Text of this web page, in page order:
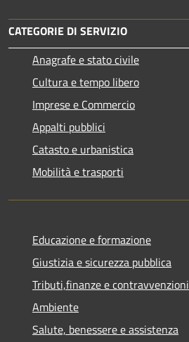
CATEGORIE DI SERVIZIO
Anagrafe e stato civile
Cultura e tempo libero
Imprese e Commercio
Appalti pubblici
Catasto e urbanistica
Mobilità e trasporti
Educazione e formazione
Giustizia e sicurezza pubblica
Tributi,finanze e contravvenzioni
Ambiente
Salute, benessere e assistenza